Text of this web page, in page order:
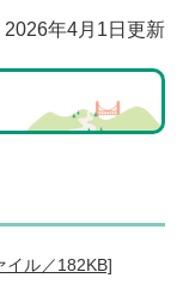
2026年4月1日更新
イル／182KB]